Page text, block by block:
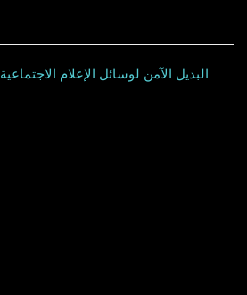
تعرف على Atom وRSS، البديل الآمن لوسائل الإعلام الاجتماعية